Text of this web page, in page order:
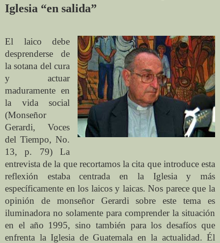
Iglesia “en salida”
El laico debe
desprenderse de
la sotana del cura
y actuar
maduramente en
la vida social
(Monseñor
Gerardi, Voces
del Tiempo, No.
13, p. 79) La
entrevista de la que recortamos la cita que introduce esta
reflexión estaba centrada en la Iglesia y más
específicamente en los laicos y laicas. Nos parece que la
opinión de monseñor Gerardi sobre este tema es
iluminadora no solamente para comprender la situación
en el año 1995, sino también para los desafíos que
enfrenta la Iglesia de Guatemala en la actualidad. Él